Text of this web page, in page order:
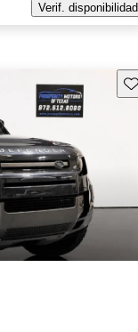
Verif. disponibilidad